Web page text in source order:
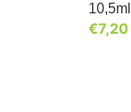
10,5ml
€7,20